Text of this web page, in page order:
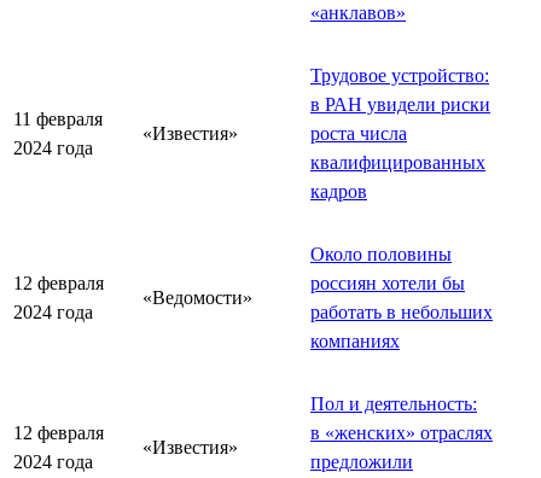
«анклавов»
11 февраля
2024 года
«Известия»
Трудовое устройство:
в РАН увидели риски
роста числа
квалифицированных
кадров
12 февраля
2024 года
«Ведомости»
Около половины
россиян хотели бы
работать в небольших
компаниях
12 февраля
2024 года
«Известия»
Пол и деятельность:
в «женских» отраслях
предложили